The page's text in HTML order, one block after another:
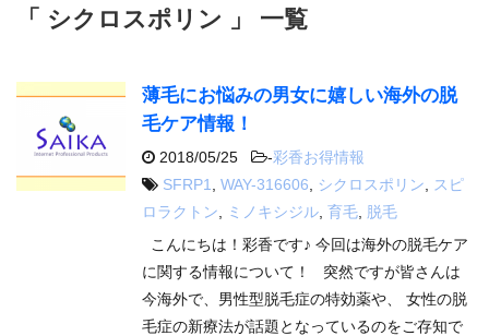
「 シクロスポリン 」 一覧
薄毛にお悩みの男女に嬉しい海外の脱
毛ケア情報！
2018/05/25 -彩香お得情報
SFRP1
WAY-316606 シクロスポリン
スピ
ロラクトン
ミノキシジル 育毛
脱毛
こんにちは！彩香です♪ 今回は海外の脱毛ケア
に関する情報について！ 突然ですが皆さんは
今海外で、男性型脱毛症の特効薬や、 女性の脱
毛症の新療法が話題となっているのをご存知で